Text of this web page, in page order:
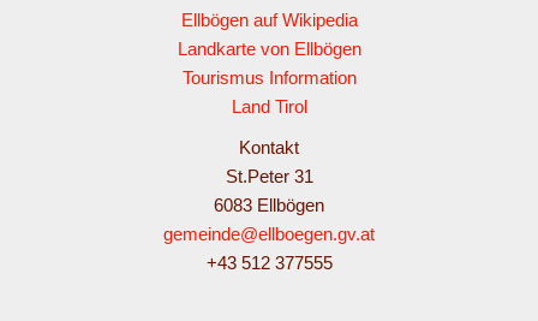
Ellbögen auf Wikipedia
Landkarte von Ellbögen
Tourismus Information
Land Tirol
Kontakt
St.Peter 31
6083 Ellbögen
gemeinde@ellboegen.gv.at
+43 512 377555